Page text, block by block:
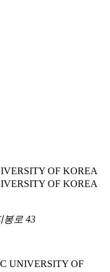
봉로 43
UNIVERSITY OF